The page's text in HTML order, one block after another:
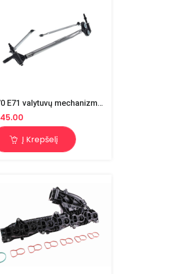
E70 E71 valytuvų mechanizmas
45.00
Į Krepšelį